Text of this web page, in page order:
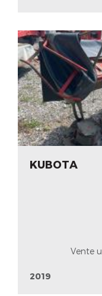
KUBOTA
Vente
2019